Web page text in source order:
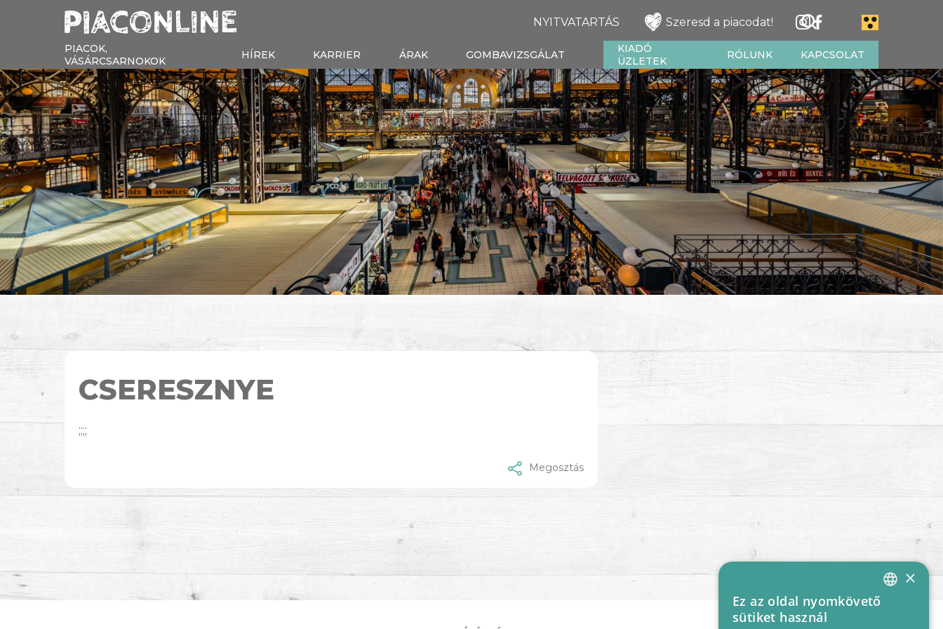
NYITVATARTÁS Szeresd a piacodat!
PIACOK,
VÁSÁRCSARNOKOK
HÍREK KARRIER ÁRAK GOMBAVIZSGÁLAT
KIADÓ
ÜZLETEK
RÓLUNK KAPCSOLAT
CSERESZNYE
;;;;
Megosztás
HUNGARIAN
×
Ez az oldal nyomkövető
sütiket használ